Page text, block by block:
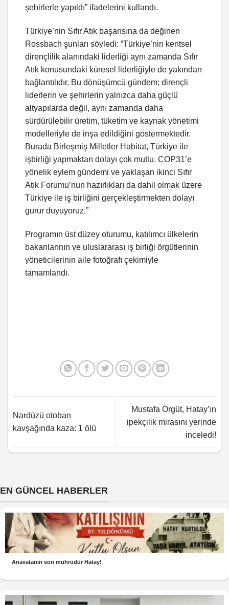
şehirlerle yapıldı” ifadelerini kullandı.
Türkiye’nin Sıfır Atık başarısına da değinen
Rossbach şunları söyledi: “Türkiye’nin kentsel
dirençlilik alanındaki liderliği aynı zamanda Sıfır
Atık konusundaki küresel liderliğiyle de yakından
bağlantılıdır. Bu dönüşümcü gündem; dirençli
liderlerin ve şehirlerin yalnızca daha güçlü
altyapılarda değil, aynı zamanda daha
sürdürülebilir üretim, tüketim ve kaynak yönetimi
modelleriyle de inşa edildiğini göstermektedir.
Burada Birleşmiş Milletler Habitat, Türkiye ile
işbirliği yapmaktan dolayı çok mutlu. COP31’e
yönelik eylem gündemi ve yaklaşan ikinci Sıfır
Atık Forumu’nun hazırlıkları da dahil olmak üzere
Türkiye ile iş birliğini gerçekleştirmekten dolayı
gurur duyuyoruz.”
Programın üst düzey oturumu, katılımcı ülkelerin
bakanlarının ve uluslararası iş birliği örgütlerinin
yöneticilerinin aile fotoğrafı çekimiyle
tamamlandı.
Nardüzü otoban
kavşağında kaza: 1 ölü
Mustafa Örgüt, Hatay’ın
ipekçilik mirasını yerinde
inceledi!
EN GÜNCEL HABERLER
Anavatanın son mührüdür Hatay!